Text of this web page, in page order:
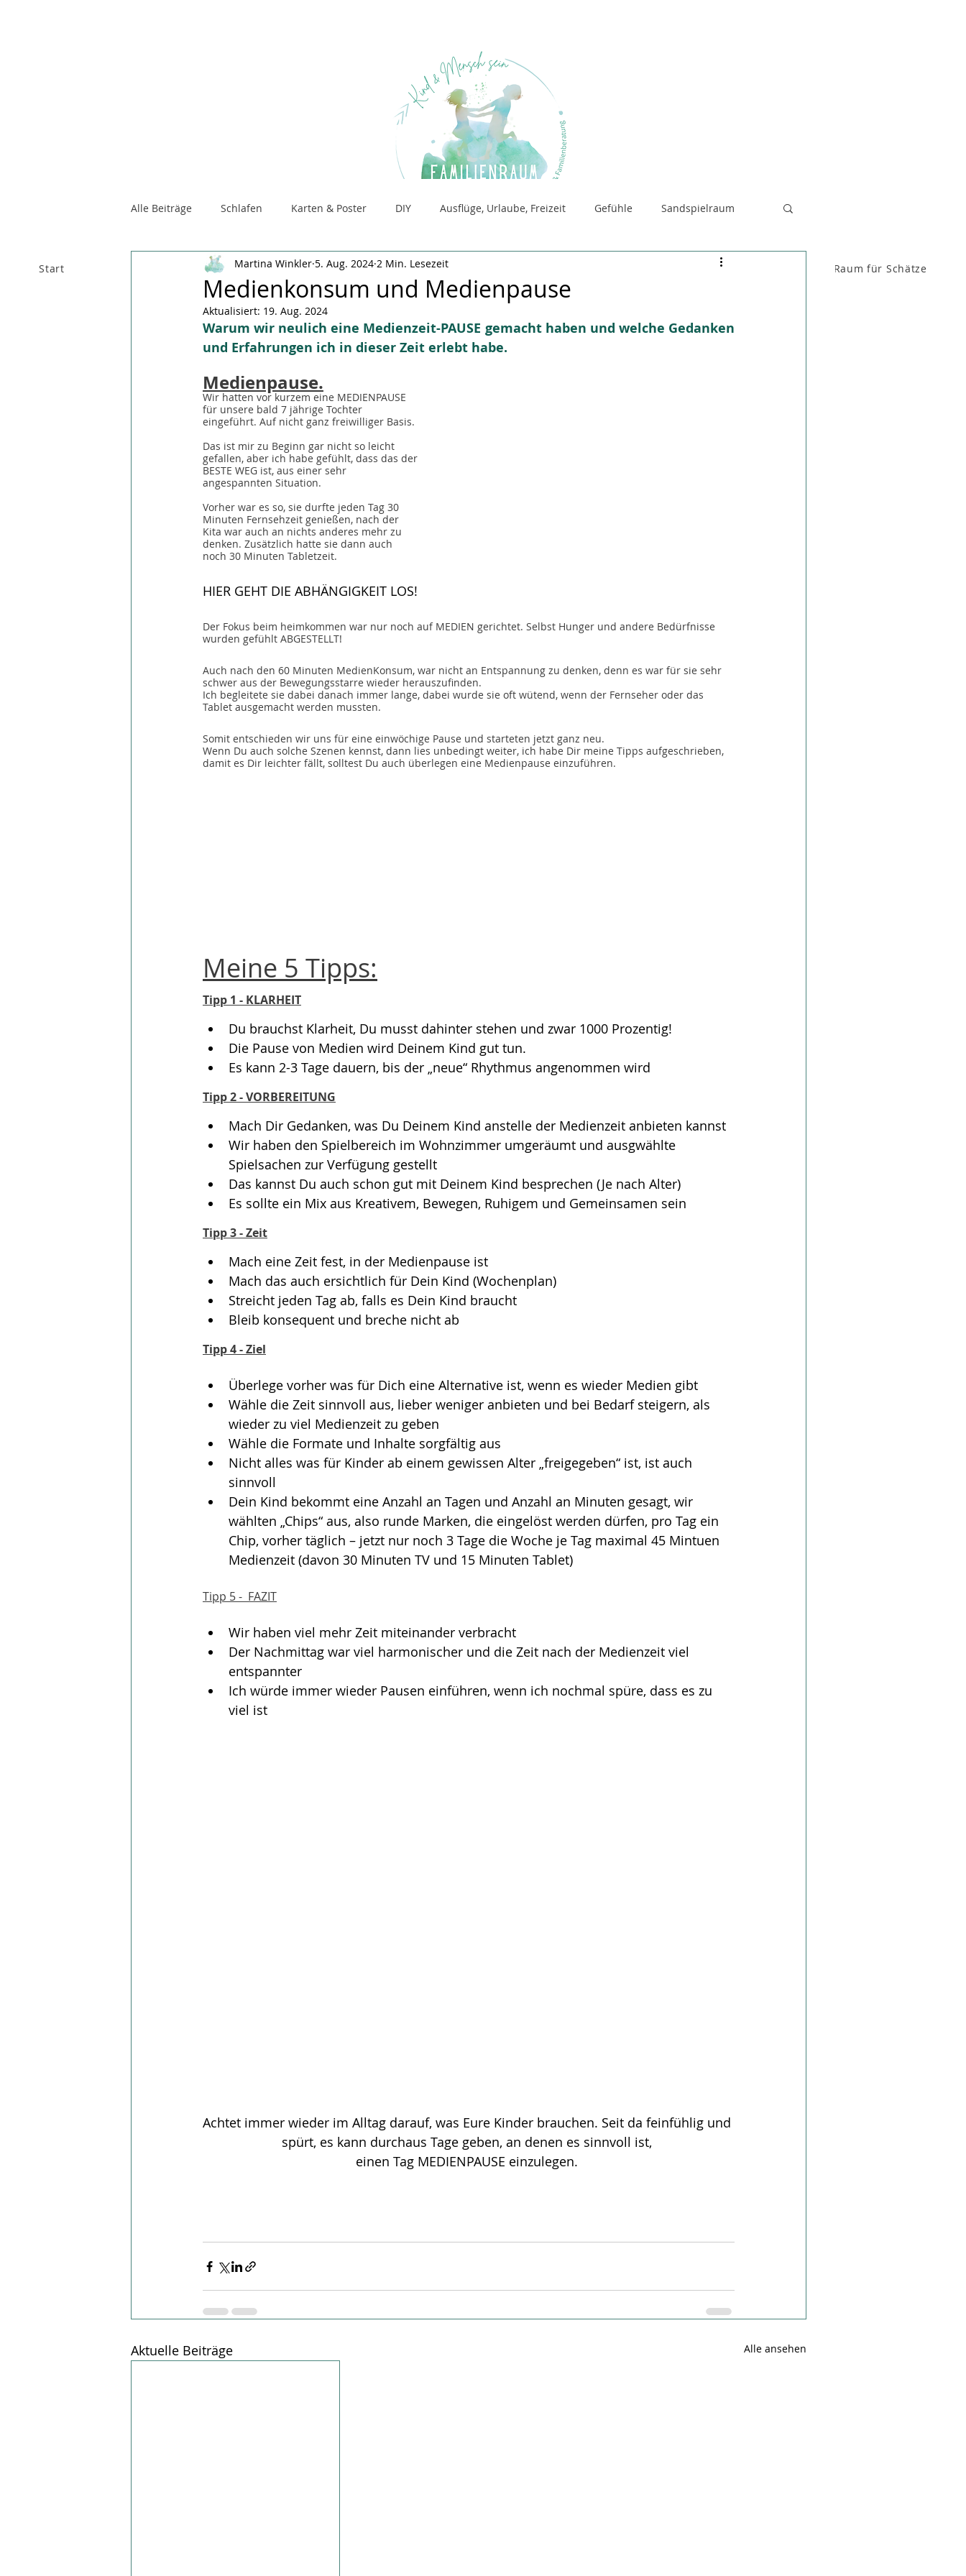
Start Raum für Beratung Raum für FenKid Raum für Schätze
Alle Beiträge Schlafen Karten & Poster DIY Ausflüge, Urlaube, Freizeit Gefühle Sandspielraum
Medienkonsum und Medienpause
Martina Winkler 5. Aug. 2024 2 Min. Lesezeit
Aktualisiert: 19. Aug. 2024
Warum wir neulich eine Medienzeit-PAUSE gemacht haben und welche Gedanken
und Erfahrungen ich in dieser Zeit erlebt habe.
Medienpause.
Wir hatten vor kurzem eine MEDIENPAUSE
für unsere bald 7 jährige Tochter
eingeführt. Auf nicht ganz freiwilliger Basis.
Das ist mir zu Beginn gar nicht so leicht
gefallen, aber ich habe gefühlt, dass das der
BESTE WEG ist, aus einer sehr
angespannten Situation.
Vorher war es so, sie durfte jeden Tag 30
Minuten Fernsehzeit genießen, nach der
Kita war auch an nichts anderes mehr zu
denken. Zusätzlich hatte sie dann auch
noch 30 Minuten Tabletzeit.
HIER GEHT DIE ABHÄNGIGKEIT LOS!
Der Fokus beim heimkommen war nur noch auf MEDIEN gerichtet. Selbst Hunger und andere Bedürfnisse
wurden gefühlt ABGESTELLT!
Auch nach den 60 Minuten MedienKonsum, war nicht an Entspannung zu denken, denn es war für sie sehr
schwer aus der Bewegungsstarre wieder herauszufinden.
Ich begleitete sie dabei danach immer lange, dabei wurde sie oft wütend, wenn der Fernseher oder das
Tablet ausgemacht werden mussten.
Somit entschieden wir uns für eine einwöchige Pause und starteten jetzt ganz neu.
Wenn Du auch solche Szenen kennst, dann lies unbedingt weiter, ich habe Dir meine Tipps aufgeschrieben,
damit es Dir leichter fällt, solltest Du auch überlegen eine Medienpause einzuführen.
Meine 5 Tipps:
Tipp 1 - KLARHEIT
Du brauchst Klarheit, Du musst dahinter stehen und zwar 1000 Prozentig!
Die Pause von Medien wird Deinem Kind gut tun.
Es kann 2-3 Tage dauern, bis der „neue“ Rhythmus angenommen wird
Tipp 2 - VORBEREITUNG
Mach Dir Gedanken, was Du Deinem Kind anstelle der Medienzeit anbieten kannst
Wir haben den Spielbereich im Wohnzimmer umgeräumt und ausgwählte
Spielsachen zur Verfügung gestellt
Das kannst Du auch schon gut mit Deinem Kind besprechen (Je nach Alter)
Es sollte ein Mix aus Kreativem, Bewegen, Ruhigem und Gemeinsamen sein
Tipp 3 - Zeit
Mach eine Zeit fest, in der Medienpause ist
Mach das auch ersichtlich für Dein Kind (Wochenplan)
Streicht jeden Tag ab, falls es Dein Kind braucht
Bleib konsequent und breche nicht ab
Tipp 4 - Ziel
Überlege vorher was für Dich eine Alternative ist, wenn es wieder Medien gibt
Wähle die Zeit sinnvoll aus, lieber weniger anbieten und bei Bedarf steigern, als
wieder zu viel Medienzeit zu geben
Wähle die Formate und Inhalte sorgfältig aus
Nicht alles was für Kinder ab einem gewissen Alter „freigegeben“ ist, ist auch
sinnvoll
Dein Kind bekommt eine Anzahl an Tagen und Anzahl an Minuten gesagt, wir
wählten „Chips“ aus, also runde Marken, die eingelöst werden dürfen, pro Tag ein
Chip, vorher täglich – jetzt nur noch 3 Tage die Woche je Tag maximal 45 Mintuen
Medienzeit (davon 30 Minuten TV und 15 Minuten Tablet)
Tipp 5 -  FAZIT
Wir haben viel mehr Zeit miteinander verbracht
Der Nachmittag war viel harmonischer und die Zeit nach der Medienzeit viel
entspannter
Ich würde immer wieder Pausen einführen, wenn ich nochmal spüre, dass es zu
viel ist
Achtet immer wieder im Alltag darauf, was Eure Kinder brauchen. Seit da feinfühlig und
spürt, es kann durchaus Tage geben, an denen es sinnvoll ist,
einen Tag MEDIENPAUSE einzulegen.
Aktuelle Beiträge Alle ansehen